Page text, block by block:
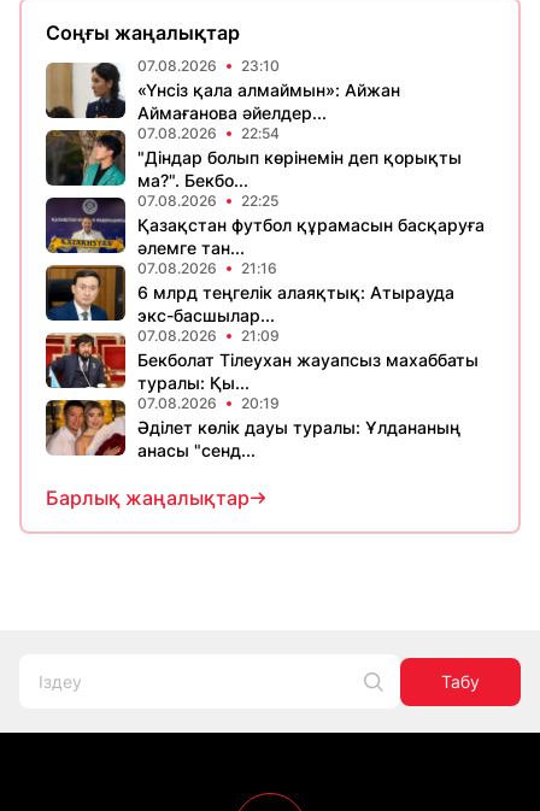
Соңғы жаңалықтар
07.08.2026 23:10
«Үнсіз қала алмаймын»: Айжан
Аймағанова әйелдер...
07.08.2026 22:54
"Діндар болып көрінемін деп қорықты
ма?". Бекбо...
07.08.2026 22:25
Қазақстан футбол құрамасын басқаруға
әлемге тан...
07.08.2026 21:16
6 млрд теңгелік алаяқтық: Атырауда
экс-басшылар...
07.08.2026 21:09
Бекболат Тілеухан жауапсыз махаббаты
туралы: Қы...
07.08.2026 20:19
Әділет көлік дауы туралы: Ұлдананың
анасы "сенд...
Барлық жаңалықтар
Табу